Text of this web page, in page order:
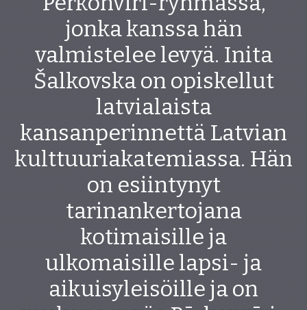
jonka kanssa hän
valmistelee levyä. Inita
Šalkovska on opiskellut
latvialaista
kansanperinnettä Latvian
kulttuuriakatemiassa. Hän
on esiintynyt
tarinankertojana
kotimaisille ja
ulkomaisille lapsi- ja
aikuisyleisöille ja on